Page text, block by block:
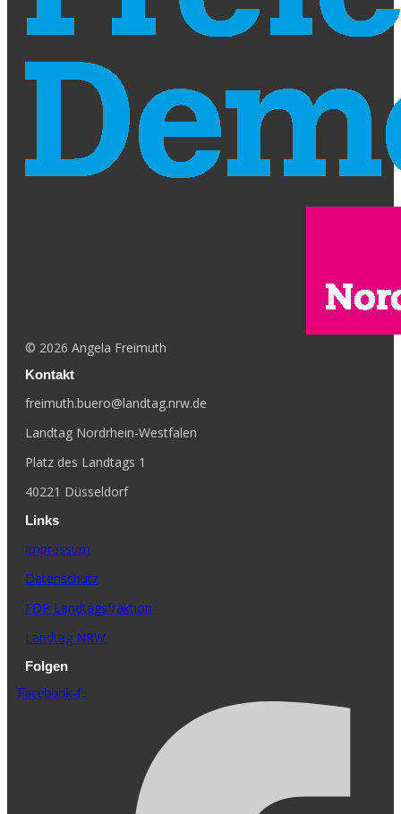
© 2026 Angela Freimuth
Kontakt
freimuth.buero@landtag.nrw.de
Landtag Nordrhein-Westfalen
Platz des Landtags 1
40221 Düsseldorf
Links
Impressum
Datenschutz
FDP Landtagsfraktion
Landtag NRW
Folgen
Facebook-f